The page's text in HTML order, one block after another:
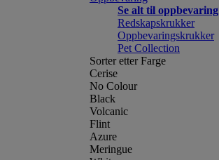
Se alt til oppbevaring
Redskapskrukker
Oppbevaringskrukker
Pet Collection
Sorter etter Farge
Cerise
No Colour
Black
Volcanic
Flint
Azure
Meringue